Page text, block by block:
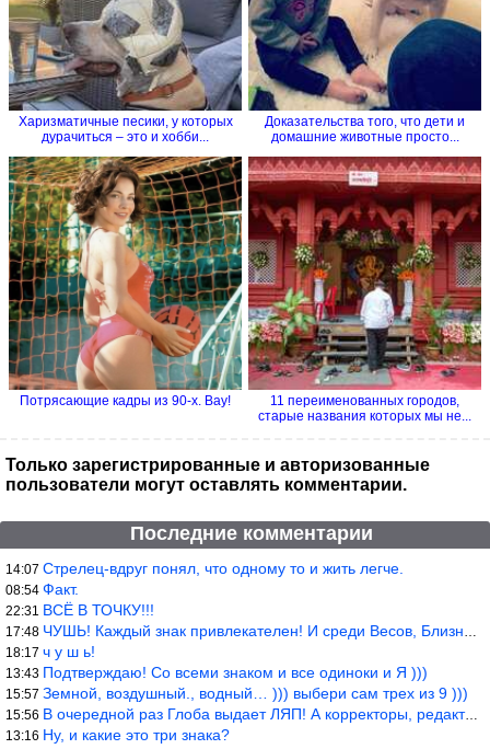
Харизматичные песики, у которых
дурачиться – это и хобби...
Доказательства того, что дети и
домашние животные просто...
Потрясающие кадры из 90-х. Вау!
11 переименованных городов,
старые названия которых мы не...
Только зарегистрированные и авторизованные
пользователи могут оставлять комментарии.
Последние комментарии
14:07 Стрелец-вдруг понял, что одному то и жить легче.
08:54 Факт.
22:31 ВСЁ В ТОЧКУ!!!
17:48 ЧУШЬ! Каждый знак привлекателен! И среди Весов, Близнецов встреч
18:17 ч у ш ь!
13:43 Подтверждаю! Со всеми знаком и все одиноки и Я )))
15:57 Земной, воздушный., водный… ))) выбери сам трех из 9 )))
15:56 В очередной раз Глоба выдает ЛЯП! А корректоры, редакторы пропус
13:16 Ну, и какие это три знака?